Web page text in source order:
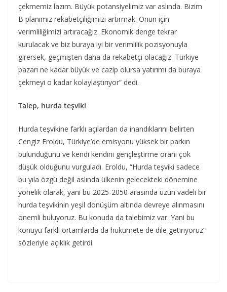
çekmemiz lazım. Büyük potansiyelimiz var aslında. Bizim
B planımız rekabetçiliğimizi artırmak. Onun için
verimliliğimizi artıracağız. Ekonomik denge tekrar
kurulacak ve biz buraya iyi bir verimlilik pozisyonuyla
girersek, geçmişten daha da rekabetçi olacağız. Türkiye
pazarı ne kadar büyük ve cazip olursa yatırımı da buraya
çekmeyi o kadar kolaylaştırıyor” dedi.
Talep, hurda teşviki
Hurda teşvikine farklı açılardan da inandıklarını belirten
Cengiz Eroldu, Türkiye’de emisyonu yüksek bir parkın
bulunduğunu ve kendi kendini gençleştirme oranı çok
düşük olduğunu vurguladı. Eroldu, “Hurda teşviki sadece
bu yıla özgü değil aslında ülkenin gelecekteki dönemine
yönelik olarak, yani bu 2025-2050 arasında uzun vadeli bir
hurda teşvikinin yeşil dönüşüm altında devreye alınmasını
önemli buluyoruz. Bu konuda da talebimiz var. Yani bu
konuyu farklı ortamlarda da hükümete de dile getiriyoruz”
sözleriyle açıklık getirdi.